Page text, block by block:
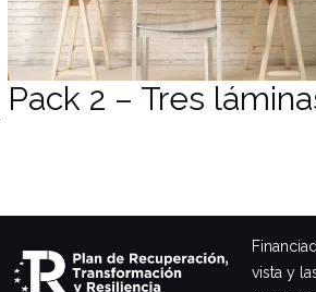
Pack 2 – Tres
vista y